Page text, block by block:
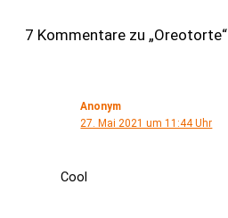
7 Kommentare zu „Oreotorte“
Anonym
27. Mai 2021 um 11:44 Uhr
Cool